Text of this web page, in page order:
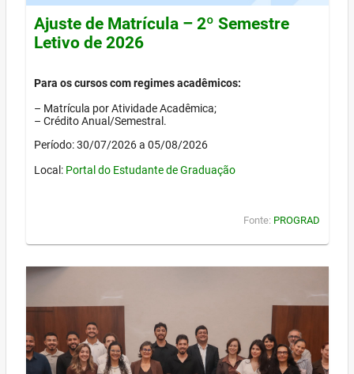
Ajuste de Matrícula – 2º Semestre
Letivo de 2026
Para os cursos com regimes acadêmicos:
– Matrícula por Atividade Acadêmica;
– Crédito Anual/Semestral.
Período: 30/07/2026 a 05/08/2026
Local: Portal do Estudante de Graduação
Fonte: PROGRAD